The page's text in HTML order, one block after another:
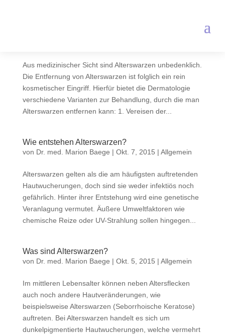
Aus medizinischer Sicht sind Alterswarzen unbedenklich.
Die Entfernung von Alterswarzen ist folglich ein rein
kosmetischer Eingriff. Hierfür bietet die Dermatologie
verschiedene Varianten zur Behandlung, durch die man
Alterswarzen entfernen kann: 1. Vereisen der...
Wie entstehen Alterswarzen?
von Dr. med. Marion Baege | Okt. 7, 2015 | Allgemein
Alterswarzen gelten als die am häufigsten auftretenden
Hautwucherungen, doch sind sie weder infektiös noch
gefährlich. Hinter ihrer Entstehung wird eine genetische
Veranlagung vermutet. Äußere Umweltfaktoren wie
chemische Reize oder UV-Strahlung sollen hingegen...
Was sind Alterswarzen?
von Dr. med. Marion Baege | Okt. 5, 2015 | Allgemein
Im mittleren Lebensalter können neben Altersflecken
auch noch andere Hautveränderungen, wie
beispielsweise Alterswarzen (Seborrhoische Keratose)
auftreten. Bei Alterswarzen handelt es sich um
dunkelpigmentierte Hautwucherungen, welche vermehrt